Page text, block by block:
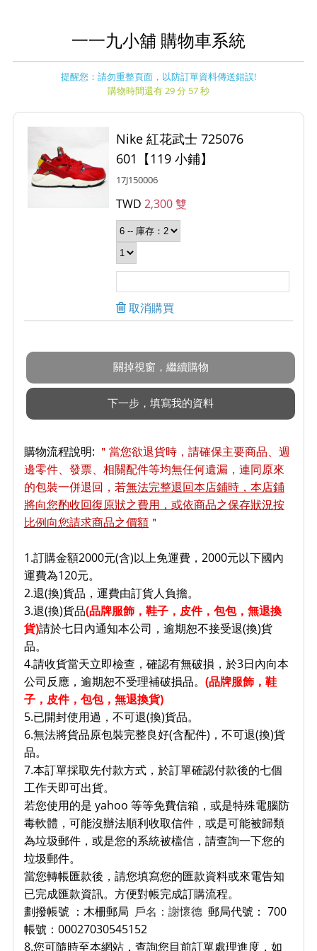
一一九小舖 購物車系統
提醒您：請勿重整頁面，以防訂單資料傳送錯誤!
購物時間還有 29 分 57 秒
Nike 紅花武士 725076
601【119 小鋪】
17J150006
TWD2,300 雙
取消購買
購物流程說明:
＂當您欲退貨時，請確保主要商品、週
邊零件、發票、相關配件等均無任何遺漏，連同原來
的包裝一併退回，若無法完整退回本店鋪時，本店鋪
將向您酌收回復原狀之費用，或依商品之保存狀況按
比例向您請求商品之價額 ＂
1.訂購金額2000元(含)以上免運費，2000元以下國內
運費為120元。
2.退(換)貨品，運費由訂貨人負擔。
3.退(換)貨品(品牌服飾，鞋子 ，皮件，包包，無退換
貨)請於七日內通知本公司，逾期恕不接受退(換)貨
品。
4.請收貨當天立即檢查，確認有無破損，於3日內向本
公司反應，逾期恕不受理補破損品。 (品牌服飾，鞋
子 ，皮件，包包，無退換貨)
5.已開封使用過，不可退(換)貨品。
6.無法將貨品原包裝完整良好(含配件)，不可退(換)貨
品。
7.本訂單採取先付款方式，於訂單確認付款後的七個
工作天即可出貨。
若您使用的是 yahoo 等等免費信箱，或是特殊電腦防
毒軟體，可能沒辦法順利收取信件，或是可能被歸類
為垃圾郵件，或是您的系統被檔信，請查詢一下您的
垃圾郵件。
當您轉帳匯款後，請您填寫您的匯款資料或來電告知
已完成匯款資訊。方便對帳完成訂購流程。
劃撥帳號 ：木柵郵局 戶名：謝懷德 郵局代號： 700
帳號：00027030545152
8.您可隨時至本網站，查詢您目前訂單處理進度，如